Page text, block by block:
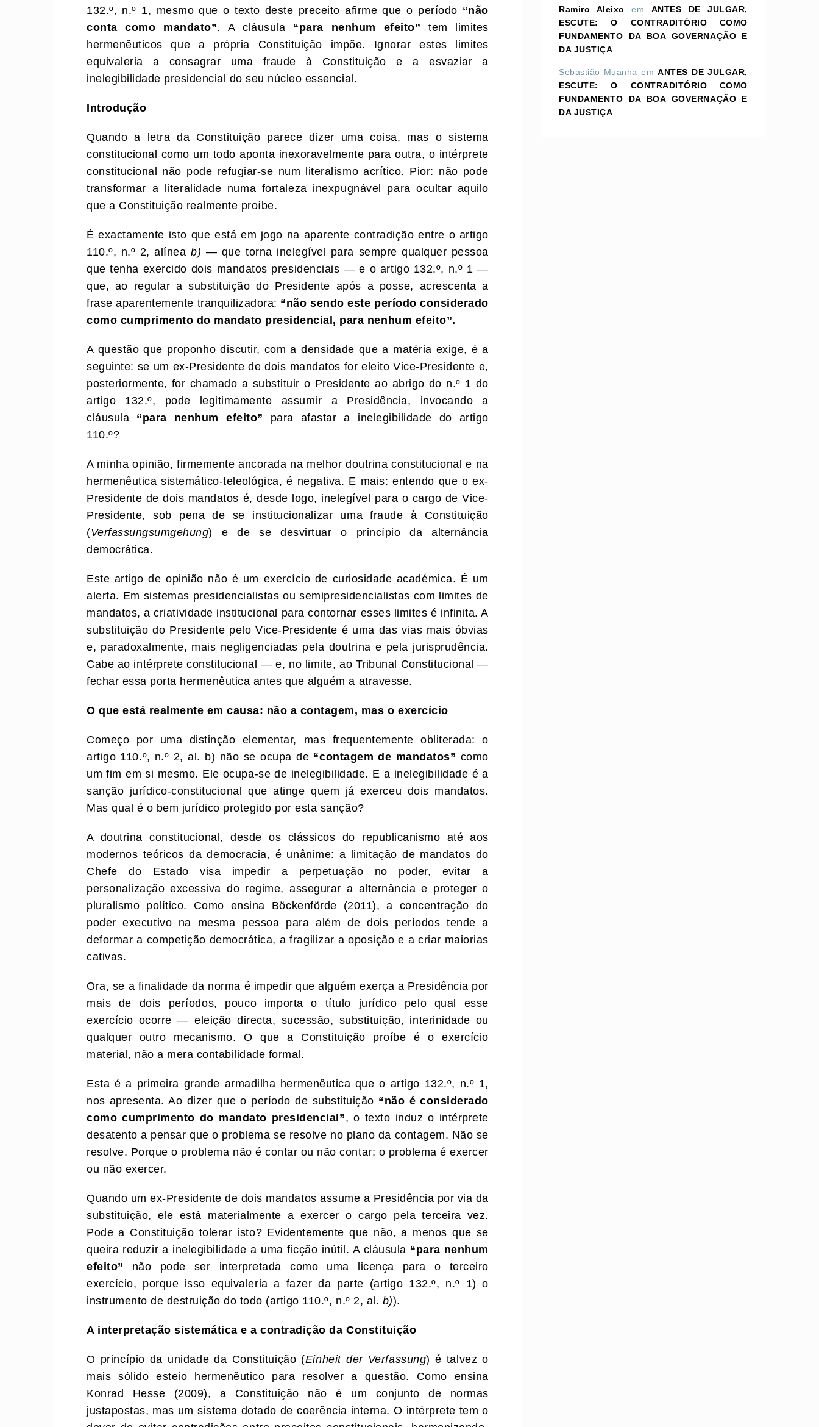
132.º, n.º 1, mesmo que o texto deste preceito afirme que o período “não
conta como mandato”. A cláusula “para nenhum efeito” tem limites
hermenêuticos que a própria Constituição impõe. Ignorar estes limites
equivaleria a consagrar uma fraude à Constituição e a esvaziar a
inelegibilidade presidencial do seu núcleo essencial.
Introdução
Quando a letra da Constituição parece dizer uma coisa, mas o sistema
constitucional como um todo aponta inexoravelmente para outra, o intérprete
constitucional não pode refugiar-se num literalismo acrítico. Pior: não pode
transformar a literalidade numa fortaleza inexpugnável para ocultar aquilo
que a Constituição realmente proíbe.
É exactamente isto que está em jogo na aparente contradição entre o artigo
110.º, n.º 2, alíneab) — que torna inelegível para sempre qualquer pessoa
que tenha exercido dois mandatos presidenciais — e o artigo 132.º, n.º 1 —
que, ao regular a substituição do Presidente após a posse, acrescenta a
frase aparentemente tranquilizadora: “não sendo este período considerado
como cumprimento do mandato presidencial, para nenhum efeito”.
A questão que proponho discutir, com a densidade que a matéria exige, é a
seguinte: se um ex-Presidente de dois mandatos for eleito Vice-Presidente e,
posteriormente, for chamado a substituir o Presidente ao abrigo do n.º 1 do
artigo 132.º, pode legitimamente assumir a Presidência, invocando a
cláusula “para nenhum efeito” para afastar a inelegibilidade do artigo
110.º?
A minha opinião, firmemente ancorada na melhor doutrina constitucional e na
hermenêutica sistemático-teleológica, é negativa. E mais: entendo que o ex-
Presidente de dois mandatos é, desde logo, inelegível para o cargo de Vice-
Presidente, sob pena de se institucionalizar uma fraude à Constituição
(Verfassungsumgehung) e de se desvirtuar o princípio da alternância
democrática.
Este artigo de opinião não é um exercício de curiosidade académica. É um
alerta. Em sistemas presidencialistas ou semipresidencialistas com limites de
mandatos, a criatividade institucional para contornar esses limites é infinita. A
substituição do Presidente pelo Vice-Presidente é uma das vias mais óbvias
e, paradoxalmente, mais negligenciadas pela doutrina e pela jurisprudência.
Cabe ao intérprete constitucional — e, no limite, ao Tribunal Constitucional —
fechar essa porta hermenêutica antes que alguém a atravesse.
O que está realmente em causa: não a contagem, mas o exercício
Começo por uma distinção elementar, mas frequentemente obliterada: o
artigo 110.º, n.º 2, al. b) não se ocupa de “contagem de mandatos” como
um fim em si mesmo. Ele ocupa-se de inelegibilidade. E a inelegibilidade é a
sanção jurídico-constitucional que atinge quem já exerceu dois mandatos.
Mas qual é o bem jurídico protegido por esta sanção?
A doutrina constitucional, desde os clássicos do republicanismo até aos
modernos teóricos da democracia, é unânime: a limitação de mandatos do
Chefe do Estado visa impedir a perpetuação no poder, evitar a
personalização excessiva do regime, assegurar a alternância e proteger o
pluralismo político. Como ensina Böckenförde (2011), a concentração do
poder executivo na mesma pessoa para além de dois períodos tende a
deformar a competição democrática, a fragilizar a oposição e a criar maiorias
cativas.
Ora, se a finalidade da norma é impedir que alguém exerça a Presidência por
mais de dois períodos, pouco importa o título jurídico pelo qual esse
exercício ocorre — eleição directa, sucessão, substituição, interinidade ou
qualquer outro mecanismo. O que a Constituição proíbe é o exercício
material, não a mera contabilidade formal.
Esta é a primeira grande armadilha hermenêutica que o artigo 132.º, n.º 1,
nos apresenta. Ao dizer que o período de substituição “não é considerado
como cumprimento do mandato presidencial”, o texto induz o intérprete
desatento a pensar que o problema se resolve no plano da contagem. Não se
resolve. Porque o problema não é contar ou não contar; o problema é exercer
ou não exercer.
Quando um ex-Presidente de dois mandatos assume a Presidência por via da
substituição, ele está materialmente a exercer o cargo pela terceira vez.
Pode a Constituição tolerar isto? Evidentemente que não, a menos que se
queira reduzir a inelegibilidade a uma ficção inútil. A cláusula “para nenhum
efeito” não pode ser interpretada como uma licença para o terceiro
exercício, porque isso equivaleria a fazer da parte (artigo 132.º, n.º 1) o
instrumento de destruição do todo (artigo 110.º, n.º 2, al. b)).
A interpretação sistemática e acontradição da Constituição
O princípio da unidade da Constituição (Einheit der Verfassung) é talvez o
mais sólido esteio hermenêutico para resolver a questão. Como ensina
Konrad Hesse (2009), a Constituição não é um conjunto de normas
justapostas, mas um sistema dotado de coerência interna. O intérprete tem o
Ramiro Aleixo em ANTES DE JULGAR,
ESCUTE: O CONTRADITÓRIO COMO
FUNDAMENTO DA BOA GOVERNAÇÃO E
DA JUSTIÇA
Sebastião Muanha emANTES DE JULGAR,
ESCUTE: O CONTRADITÓRIO COMO
FUNDAMENTO DA BOA GOVERNAÇÃO E
DA JUSTIÇA